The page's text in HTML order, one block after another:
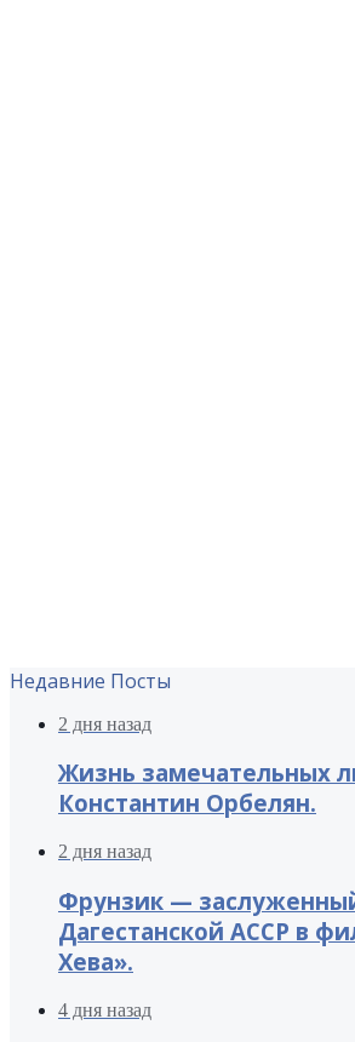
Недавние Посты
2 дня назад
Жизнь замечательных
Константин Орбелян.
2 дня назад
Фрунзик —
Дагестанской АССР в
Хева».
4 дня назад